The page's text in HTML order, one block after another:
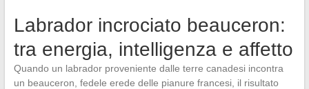
Labrador incrociato beauceron:
tra energia, intelligenza e affetto
Quando un labrador proveniente dalle terre canadesi incontra
un beauceron, fedele erede delle pianure francesi, il risultato